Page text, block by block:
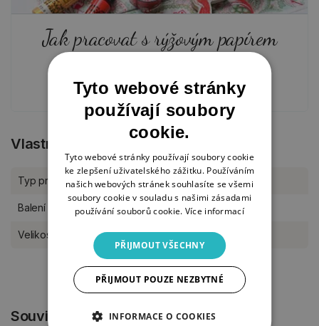
Jak pracovat s rýžovým papírem
Vlastnosti produktu
Typ produktu Rýžový papír
Balení kus
Velikost A4
Související produkty
Tyto webové stránky
používají soubory
cookie.
Tyto webové stránky používají soubory cookie
ke zlepšení uživatelského zážitku. Používáním
našich webových stránek souhlasíte se všemi
soubory cookie v souladu s našimi zásadami
používání souborů cookie. Více informací
PŘIJMOUT VŠECHNY
PŘIJMOUT POUZE NEZBYTNÉ
INFORMACE O COOKIES